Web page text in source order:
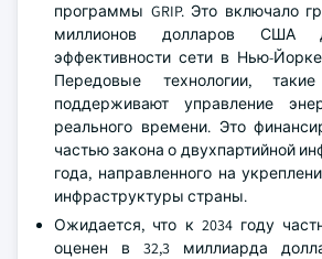
программы GRIP. Это включало
миллионов долларов США
эффективности сети в Нью-
Передовые технологии,
поддерживают управление
реального времени. Это
частью закона о двухпартийной
года, направленного на
инфраструктуры страны.
Ожидается, что к 2034 году
оценен в 32,3 миллиарда